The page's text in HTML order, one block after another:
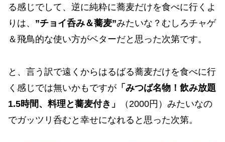
る感じでして、逆に純粋に蕎麦だけを食べに行くよ
りは、 ”チョイ呑み＆蕎麦”みたいな？むしろチャゲ
＆飛鳥的な使い方がベターだと思った次第です。
と、言う訳で遠くからはるばる蕎麦だけを食べに行
く感じでは無いかもですが 「みつば名物！飲み放題
1.5時間、料理と蕎麦付き」
（2000円）みたいなの
でガッツリ呑むと幸せになれると思った次第。